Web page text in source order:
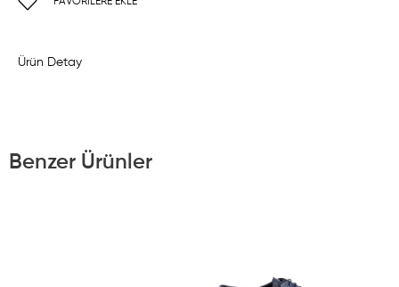
Ürün Detay
Benzer Ürünler